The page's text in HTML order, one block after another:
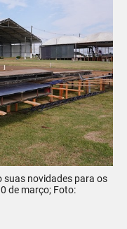
suas novidades para os
de março; Foto: